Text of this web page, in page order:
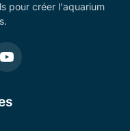
pour créer l'aquarium